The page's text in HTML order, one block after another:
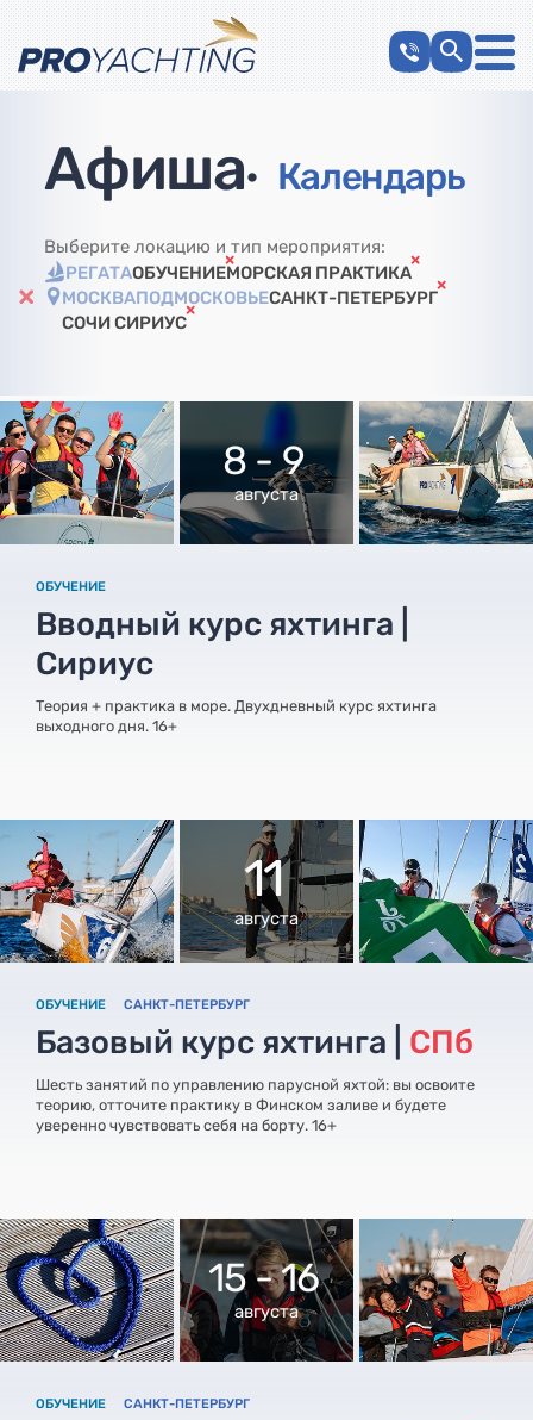
Афиша• Календарь
Выберите локацию и тип мероприятия:
РЕГАТАОБУЧЕНИЕМОРСКАЯ ПРАКТИКА
МОСКВАПОДМОСКОВЬЕСАНКТ-ПЕТЕРБУРГ
СОЧИ СИРИУС
8 - 9
августа
ОБУЧЕНИЕ
Вводный курс яхтинга |
Сириус
Теория + практика в море. Двухдневный курс яхтинга
выходного дня. 16+
11
августа
ОБУЧЕНИЕ САНКТ-ПЕТЕРБУРГ
Базовый курс яхтинга | СПб
Шесть занятий по управлению парусной яхтой: вы освоите
теорию, отточите практику в Финском заливе и будете
уверенно чувствовать себя на борту. 16+
15 - 16
августа
ОБУЧЕНИЕ САНКТ-ПЕТЕРБУРГ